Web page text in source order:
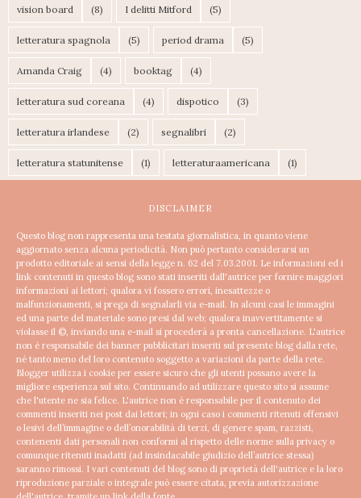
vision board (8) I delitti Mitford (5)
letteratura spagnola (5) period drama (5)
Amanda Craig (4) booktag (4)
letteratura sud coreana (4) dispotico (3)
letteratura irlandese (2) segnalibri (2)
letteratura statunitense (1) letteraturaamericana (1)
DISCLAIMER
Questo blog non rappresenta una testata giornalistica, in quanto viene
aggiornato senza alcuna periodicità. Non può pertanto considerarsi un
prodotto editoriale ai sensi della legge n. 62 del 7.03.2001. Le informazioni ed i
link contenuti in questo blog sono stati inseriti dall'autrice per fornire maggiori
informazioni ai lettori; qualora vi fossero errori, inesattezze o
malfunzionamenti, si prega di segnalarli via e-mail. In alcuni casi le immagini
ed una parte del materiale sono presi dal web; qualora inavvertitamente si
violasse il ©, inviando una e-mail si procederà a pronta cancellazione. L'autrice
non è responsabile dei banner pubblicitari inseriti sul presente blog dalla rete,
né tanto meno del loro contenuto soggetto a variazioni da parte della rete.
Blogger utilizza i cookie per essere sicuro che gli utenti possano avere la
migliore esperienza sul sito. Continuando ad utilizzare questo sito si assume
che l'utente ne sia felice. L'autrice non è responsabile per il contenuto dei
commenti inseriti nei post dai lettori; in ogni caso i commenti ritenuti offensivi
o lesivi dell’immagine o dell’onorabilità di terzi, di genere spam, razzisti,
contenenti dati personali non conformi al rispetto delle norme sulla privacy o
comunque ritenuti inadatti (ad insindacabile giudizio dell’autrice stessa)
saranno rimossi. I vari contenuti del blog sono di proprietà dell'autrice e la loro
riproduzione parziale o integrale può essere citata, previa autorizzazione